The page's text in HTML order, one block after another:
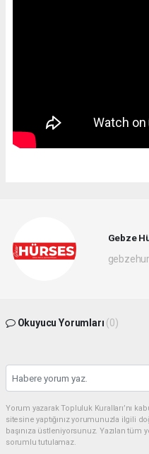
Gebze
Okuyucu Yorumları (0)
Yorum yazarak Topluluk Kuralları’nı
sitesine yaptığınız yorumunuzla ilgili
başınıza üstleniyorsunuz. Yazılan
sorumlu tutulamaz.